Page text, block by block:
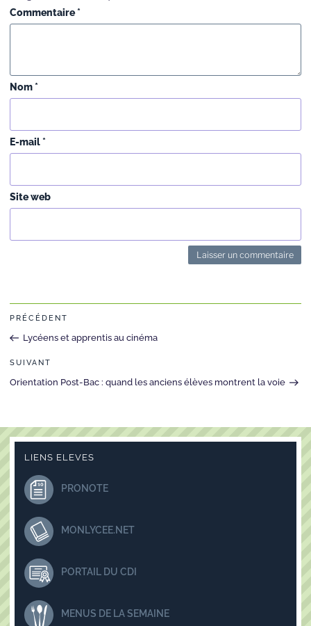
Commentaire*
Nom*
E-mail*
Site web
PRÉCÉDENT
Lycéens et apprentis au cinéma
SUIVANT
Orientation Post-Bac : quand les anciens élèves montrent la voie
LIENS ELEVES
PRONOTE
MONLYCEE.NET
PORTAIL DU CDI
MENUS DE LA SEMAINE